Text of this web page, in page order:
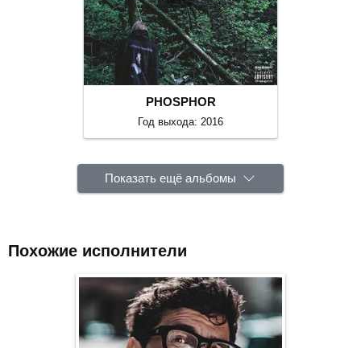
PHOSPHOR
Год выхода: 2016
Показать ещё альбомы
Похожие исполнители